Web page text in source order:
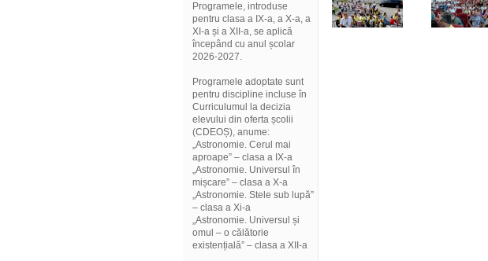
Programele, introduse
pentru clasa a IX-a, a X-a, a
XI-a și a XII-a, se aplică
începând cu anul școlar
2026-2027.
Programele adoptate sunt
pentru discipline incluse în
Curriculumul la decizia
elevului din oferta școlii
(CDEOȘ), anume:
„Astronomie. Cerul mai
aproape” – clasa a IX-a
„Astronomie. Universul în
mișcare” – clasa a X-a
„Astronomie. Stele sub lupă”
– clasa a Xi-a
„Astronomie. Universul și
omul – o călătorie
existențială” – clasa a XII-a